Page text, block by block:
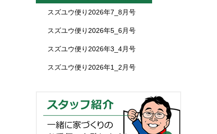
スズユウ便り2026年7_8月号
スズユウ便り2026年5_6月号
スズユウ便り2026年3_4月号
スズユウ便り2026年1_2月号